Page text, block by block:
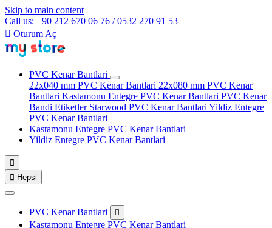
Skip to main content
Call us: +90 212 670 06 76 / 0532 270 91 53
 Oturum Aç
PVC Kenar Bantlari
22x040 mm PVC Kenar Bantlari 22x080 mm PVC Kenar
Bantlari Kastamonu Entegre PVC Kenar Bantlari PVC Kenar
Bandi Etiketler Starwood PVC Kenar Bantlari Yildiz Entegre
PVC Kenar Bantlari
Kastamonu Entegre PVC Kenar Bantlari
Yildiz Entegre PVC Kenar Bantlari

 Hepsi
PVC Kenar Bantlari 
Kastamonu Entegre PVC Kenar Bantlari